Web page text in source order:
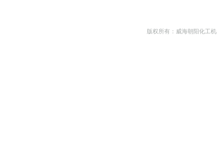
版权所有：威海朝阳化工